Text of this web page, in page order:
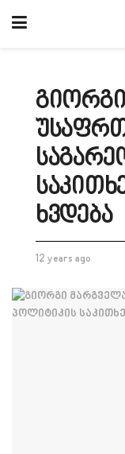
ხვდება
12 years ago